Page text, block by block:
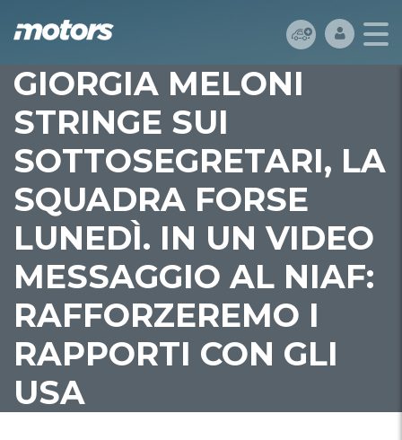
GIORGIA MELONI
STRINGE SUI
SOTTOSEGRETARI, LA
SQUADRA FORSE
LUNEDÌ. IN UN VIDEO
MESSAGGIO AL NIAF:
RAFFORZEREMO I
RAPPORTI CON GLI
USA